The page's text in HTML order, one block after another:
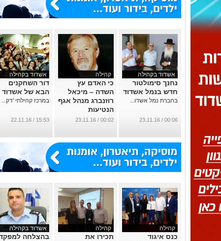
אשדוד בקהילה
נחנך סימולטור
חדש בנמל אשדוד
בחברת נמל אשדו...
00:06 / 23.11.16
קהילה
כי האדם עץ
השדה – מיכאל
רוזנברג מנהל אגף
הנטיעות
המיתולוגי של
לעולמו
00:02 / 23.11.16
אשדוד בקהילה
דור השחקנים
הבא של אשדוד
במרכז קהילתי 'דק...
15:53 / 22.11.16
קהילה
כנס איגוד
קהילה
תכירו את
אשדוד בקהילה
בהצלחה